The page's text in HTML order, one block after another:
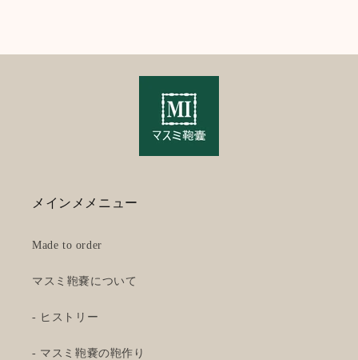
メインメメニュー
Made to order
マスミ鞄嚢について
- ヒストリー
- マスミ鞄嚢の鞄作り